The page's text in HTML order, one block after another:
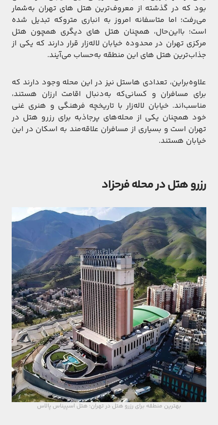
بود که در گذشته از معروف‌ترین هتل های تهران به‌شمار
می‌رفت؛ اما متاسفانه امروز به انباری متروکه تبدیل شده
است؛ بااین‌حال، همچنان هتل های دیگری همچون هتل
مرکزی تهران در محدوده خیابان لاله‌زار قرار دارند که یکی از
جذاب‌ترین هتل های این منطقه به‌حساب می‌آیند.
علاوه‌براین، تعدادی هاستل نیز در این محله وجود دارند که
برای مسافران و کسانی‌که به‌دنبال اقامت ارزان هستند،
مناسب‌اند. خیابان لاله‌زار با تاریخچه فرهنگی و هنری غنی
خود همچنان یکی از محله‌های پرجاذبه برای رزرو هتل در
تهران است و بسیاری از مسافران علاقه‌مند به اسکان در این
خیابان هستند.
رزرو هتل در محله فرحزاد
بهترین منطقه برای رزرو هتل در تهران؛ هتل اسپیناس پالاس